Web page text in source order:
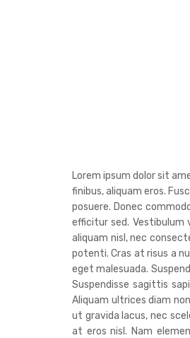
Lorem ipsum dolor sit
finibus, aliquam eros.
posuere. Donec
efficitur sed. Vestibulum
aliquam nisl, nec
potenti. Cras at risus a
eget malesuada.
Suspendisse sagittis
Aliquam ultrices diam
ut gravida lacus, nec
at eros nisl. Nam